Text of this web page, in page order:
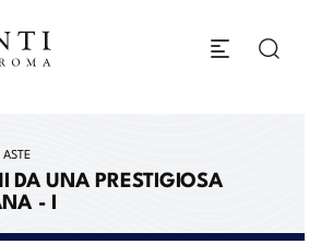
DA UNA PRESTIGIOSA
- I